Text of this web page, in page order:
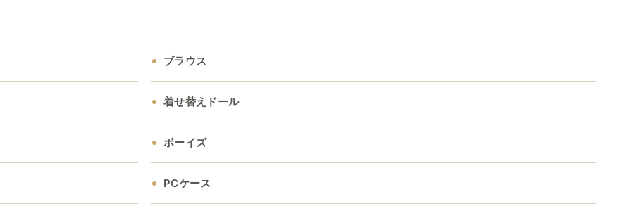
ブラウス
着せ替えドール
ボーイズ
PCケース